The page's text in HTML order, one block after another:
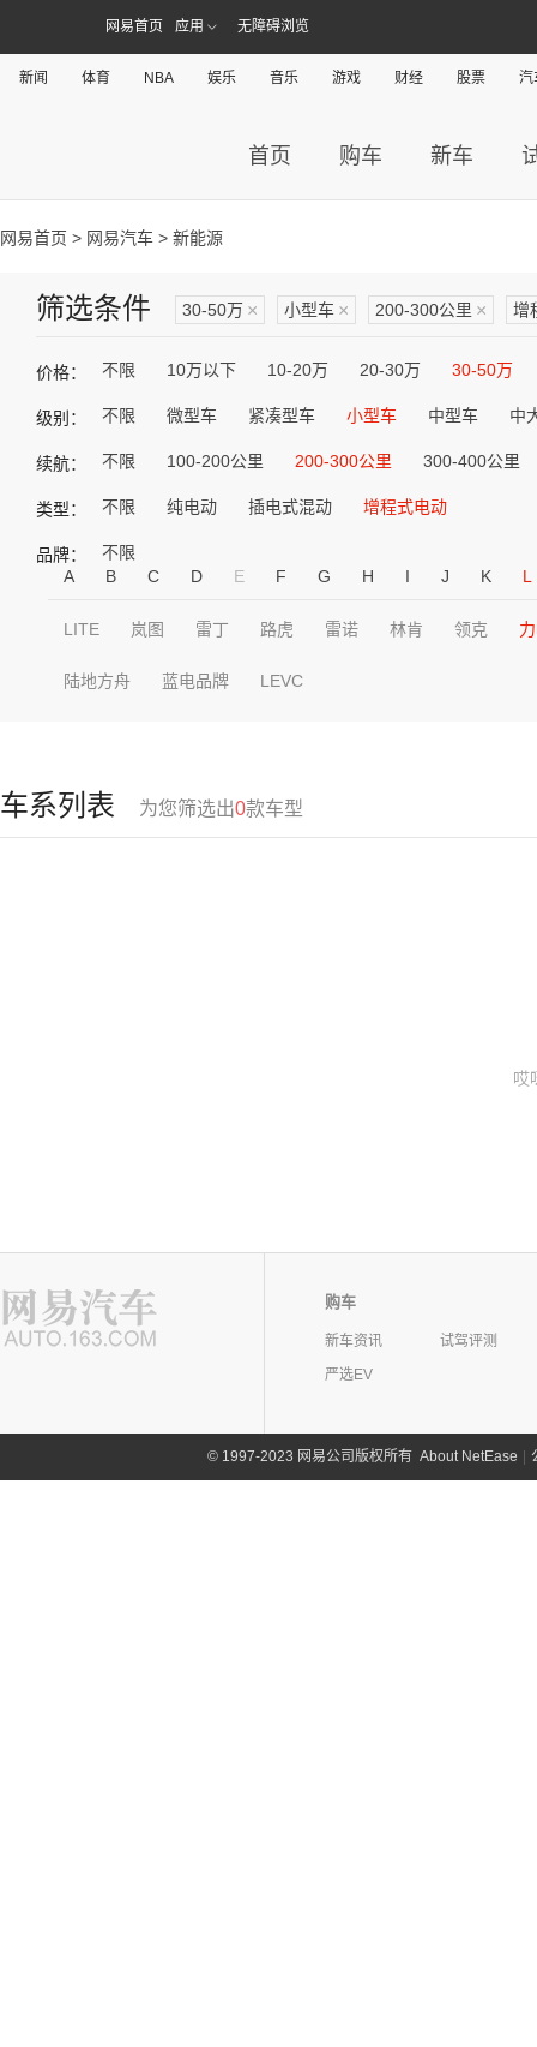
网易首页 应用 无障碍浏览
新闻 体育 NBA 娱乐 音乐 游戏 财经 股票 汽
首页 购车 新车
网易首页 > 网易汽车 > 新能源
筛选条件 30-50万 × 小型车 × 200-300公里 × 增
价格： 不限 10万以下 10-20万 20-30万 30-50万
级别： 不限 微型车 紧凑型车 小型车 中型车 中
续航： 不限 100-200公里 200-300公里 300-400公里
类型： 不限 纯电动 插电式混动 增程式电动
品牌：
不限
A
B C D E F G H I J K L
LITE 岚图 雷丁 路虎 雷诺 林肯 领克
陆地方舟 蓝电品牌 LEVC
车系列表 为您筛选出0款车型
哎
购车
新车资讯
试驾评测
严选EV
©1997-2023 网易公司版权所有 About NetEase